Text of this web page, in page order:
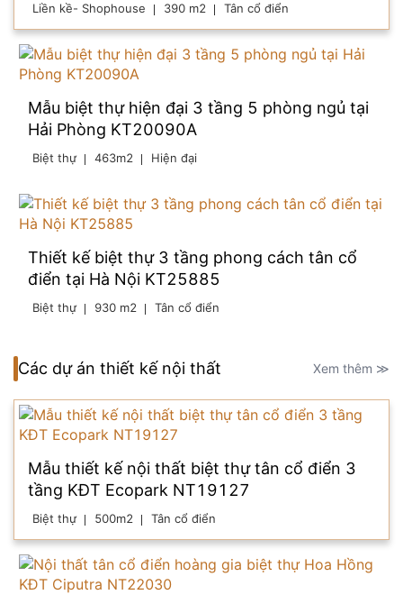
Liền kề- Shophouse 390 m2 Tân cổ điển
Mẫu biệt thự hiện đại 3 tầng 5 phòng ngủ tại
Hải Phòng KT20090A
Biệt thự 463m2 Hiện đại
Thiết kế biệt thự 3 tầng phong cách tân cổ
điển tại Hà Nội KT25885
Biệt thự 930 m2 Tân cổ điển
Các dự án thiết kế nội thất Xem thêm ≫
Mẫu thiết kế nội thất biệt thự tân cổ điển 3
tầng KĐT Ecopark NT19127
Biệt thự 500m2 Tân cổ điển